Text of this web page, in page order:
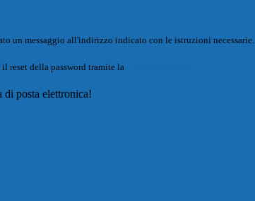
un messaggio all'indirizzo indicato con le istruzioni necessarie.
reset della password tramite la
di posta elettronica!